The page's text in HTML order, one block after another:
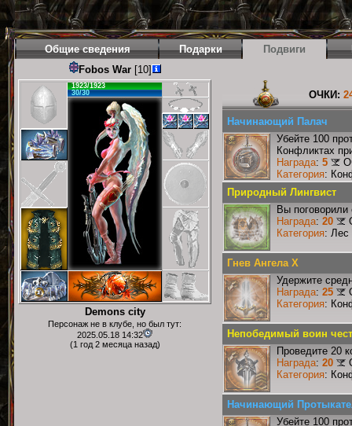
Общие сведения Подарки Подвиги
Fobos War[10]
1923/1923
30/30
Demons city
Персонаж не в клубе, но был тут:
2025.05.18 14:32
(1 год 2 месяца назад)
ОЧКИ:
Начинающий Палач
Убейте 100
Конфликтах
Награда: 5
Категория:
Природный Лингвист
Вы
Награда: 20
Категория: Лес
Гнев Ангела X
Удержите
Награда: 25
Категория:
Непобедимый воин
Проведите 20
Награда: 20
Категория:
Начинающий
Убейте 100